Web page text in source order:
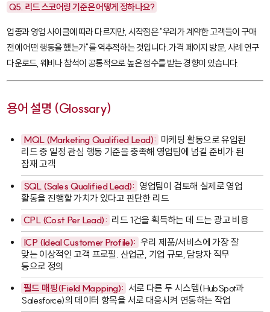
Q5. 리드 스코어링 기준은 어떻게 정하나요?
업종과 영업 사이클에 따라 다르지만, 시작점은 "우리가 계약한 고객들이 구매
전에 어떤 행동을 했는가"를 역추적하는 것입니다. 가격 페이지 방문, 사례 연구
다운로드, 웨비나 참석이 공통적으로 높은 점수를 받는 경향이 있습니다.
용어 설명 (Glossary)
MQL(Marketing Qualified Lead): 마케팅 활동으로 유입된
리드 중 일정 관심 행동 기준을 충족해 영업팀에 넘길 준비가 된
잠재 고객
SQL (Sales Qualified Lead): 영업팀이 검토해 실제로 영업
활동을 진행할 가치가 있다고 판단한 리드
CPL(Cost Per Lead): 리드 1건을 획득하는 데 드는 광고 비용
ICP (Ideal Customer Profile): 우리 제품/서비스에 가장 잘
맞는 이상적인 고객 프로필. 산업군, 기업 규모, 담당자 직무
등으로 정의
필드 매핑(Field Mapping): 서로 다른 두 시스템(HubSpot과
Salesforce)의 데이터 항목을 서로 대응시켜 연동하는 작업